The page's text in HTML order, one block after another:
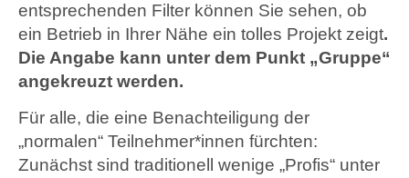
entsprechenden Filter können Sie sehen, ob
ein Betrieb in Ihrer Nähe ein tolles Projekt zeigt.
Die Angabe kann unter dem Punkt „Gruppe“
angekreuzt werden.
Für alle, die eine Benachteiligung der
„normalen“ Teilnehmer*innen fürchten:
Zunächst sind traditionell wenige „Profis“ unter